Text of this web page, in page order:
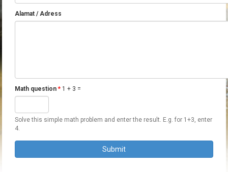
Alamat / Adress
Math question* 1 + 3 =
Solve this simple math problem and enter the result. E.g. for 1+3, enter
4.